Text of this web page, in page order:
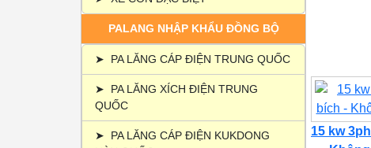
PALANG NHẬP KHẨU ĐỒNG BỘ
➤ PA LĂNG CÁP ĐIỆN TRUNG QUỐC
➤
PA LĂNG XÍCH ĐIỆN TRUNG
QUỐC
➤
PA LĂNG CÁP ĐIỆN KUKDONG
15 kw